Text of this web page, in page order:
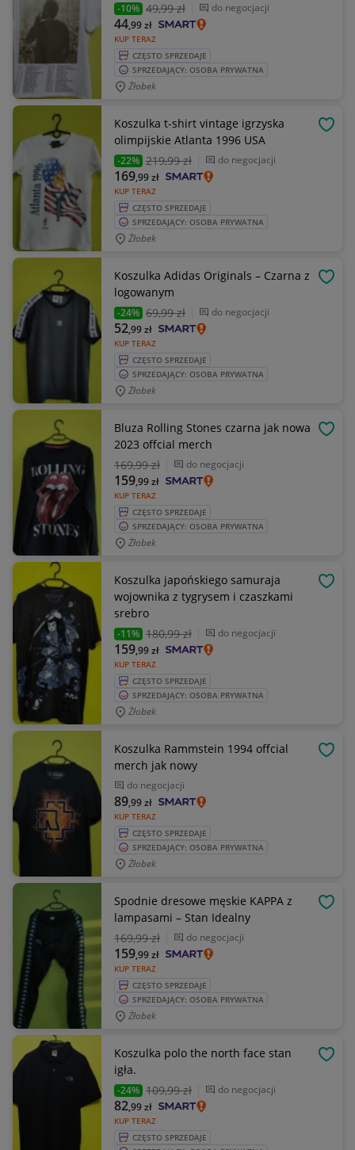
-10% 49,99 zł do negocjacji
KUP TERAZ
44,99zł
CZĘSTO SPRZEDAJE
SPRZEDAJĄCY: OSOBA PRYWATNA
Żłobek
Koszulka t-shirt vintage igrzyska
olimpijskie Atlanta 1996 USA
-22% 219,99 zł do negocjacji
KUP TERAZ
169,99zł
CZĘSTO SPRZEDAJE
SPRZEDAJĄCY: OSOBA PRYWATNA
Żłobek
Koszulka Adidas Originals – Czarna z
logowanym
-24% 69,99 zł do negocjacji
KUP TERAZ
52,99zł
CZĘSTO SPRZEDAJE
SPRZEDAJĄCY: OSOBA PRYWATNA
Żłobek
Bluza Rolling Stones czarna jak nowa
2023 offcial merch
169,99 zł do negocjacji
KUP TERAZ
159,99zł
CZĘSTO SPRZEDAJE
SPRZEDAJĄCY: OSOBA PRYWATNA
Żłobek
Koszulka japońskiego samuraja
wojownika z tygrysem i czaszkami
srebro
-11% 180,99 zł do negocjacji
KUP TERAZ
159,99zł
CZĘSTO SPRZEDAJE
SPRZEDAJĄCY: OSOBA PRYWATNA
Żłobek
Koszulka Rammstein 1994 offcial
merch jak nowy
do negocjacji
KUP TERAZ
89,99zł
CZĘSTO SPRZEDAJE
SPRZEDAJĄCY: OSOBA PRYWATNA
Żłobek
Spodnie dresowe męskie KAPPA z
lampasami – Stan Idealny
169,99 zł do negocjacji
KUP TERAZ
159,99zł
CZĘSTO SPRZEDAJE
SPRZEDAJĄCY: OSOBA PRYWATNA
Żłobek
Koszulka polo the north face stan
igła.
-24% 109,99 zł do negocjacji
KUP TERAZ
82,99zł
CZĘSTO SPRZEDAJE